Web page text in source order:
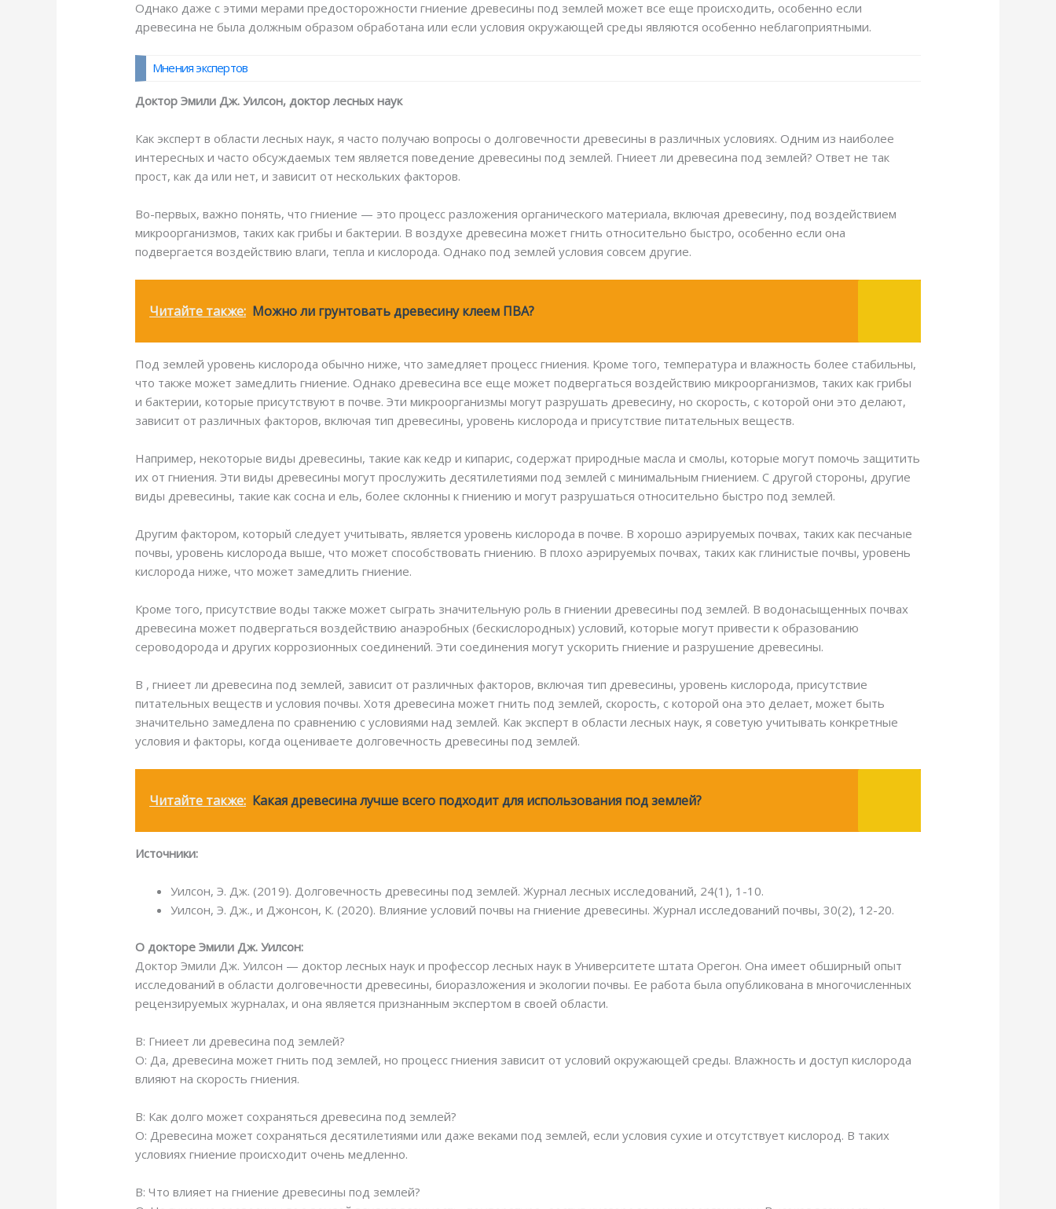
Однако даже с этими мерами предосторожности гниение древесины под землей может все еще происходить, особенно если
древесина не была должным образом обработана или если условия окружающей среды являются особенно неблагоприятными.
Мнения экспертов
Доктор Эмили Дж. Уилсон, доктор лесных наук
Как эксперт в области лесных наук, я часто получаю вопросы о долговечности древесины в различных условиях. Одним из наиболее
интересных и часто обсуждаемых тем является поведение древесины под землей. Гниеет ли древесина под землей? Ответ не так
прост, как да или нет, и зависит от нескольких факторов.
Во-первых, важно понять, что гниение — это процесс разложения органического материала, включая древесину, под воздействием
микроорганизмов, таких как грибы и бактерии. В воздухе древесина может гнить относительно быстро, особенно если она
подвергается воздействию влаги, тепла и кислорода. Однако под землей условия совсем другие.
Читайте также: Можно ли грунтовать древесину клеем ПВА?
Под землей уровень кислорода обычно ниже, что замедляет процесс гниения. Кроме того, температура и влажность более стабильны,
что также может замедлить гниение. Однако древесина все еще может подвергаться воздействию микроорганизмов, таких как грибы
и бактерии, которые присутствуют в почве. Эти микроорганизмы могут разрушать древесину, но скорость, с которой они это делают,
зависит от различных факторов, включая тип древесины, уровень кислорода и присутствие питательных веществ.
Например, некоторые виды древесины, такие как кедр и кипарис, содержат природные масла и смолы, которые могут помочь защитить
их от гниения. Эти виды древесины могут прослужить десятилетиями под землей с минимальным гниением. С другой стороны, другие
виды древесины, такие как сосна и ель, более склонны к гниению и могут разрушаться относительно быстро под землей.
Другим фактором, который следует учитывать, является уровень кислорода в почве. В хорошо аэрируемых почвах, таких как песчаные
почвы, уровень кислорода выше, что может способствовать гниению. В плохо аэрируемых почвах, таких как глинистые почвы, уровень
кислорода ниже, что может замедлить гниение.
Кроме того, присутствие воды также может сыграть значительную роль в гниении древесины под землей. В водонасыщенных почвах
древесина может подвергаться воздействию анаэробных (бескислородных) условий, которые могут привести к образованию
сероводорода и других коррозионных соединений. Эти соединения могут ускорить гниение и разрушение древесины.
В , гниеет ли древесина под землей, зависит от различных факторов, включая тип древесины, уровень кислорода, присутствие
питательных веществ и условия почвы. Хотя древесина может гнить под землей, скорость, с которой она это делает, может быть
значительно замедлена по сравнению с условиями над землей. Как эксперт в области лесных наук, я советую учитывать конкретные
условия и факторы, когда оцениваете долговечность древесины под землей.
Читайте также: Какая древесина лучше всего подходит для использования под землей?
Источники:
Уилсон, Э. Дж. (2019). Долговечность древесины под землей. Журнал лесных исследований, 24(1), 1-10.
Уилсон, Э. Дж., и Джонсон, К. (2020). Влияние условий почвы на гниение древесины. Журнал исследований почвы, 30(2), 12-20.
О докторе Эмили Дж. Уилсон:
Доктор Эмили Дж. Уилсон — доктор лесных наук и профессор лесных наук в Университете штата Орегон. Она имеет обширный опыт
исследований в области долговечности древесины, биоразложения и экологии почвы. Ее работа была опубликована в многочисленных
рецензируемых журналах, и она является признанным экспертом в своей области.
В: Гниеет ли древесина под землей?
О: Да, древесина может гнить под землей, но процесс гниения зависит от условий окружающей среды. Влажность и доступ кислорода
влияют на скорость гниения.
В: Как долго может сохраняться древесина под землей?
О: Древесина может сохраняться десятилетиями или даже веками под землей, если условия сухие и отсутствует кислород. В таких
условиях гниение происходит очень медленно.
В: Что влияет на гниение древесины под землей?